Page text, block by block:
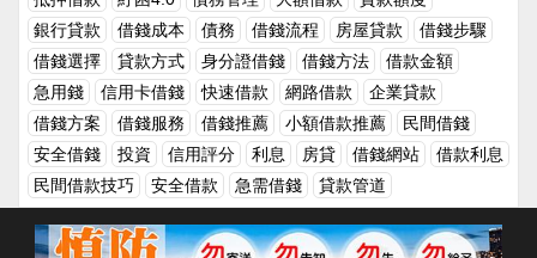
式，如小額借款、證件借款、汽機車借款等，都是可以輕易搜尋到
的。朋友、家人並不是用來借錢的工具，如果自己真的有困難時，
應該要依靠自己的條件或是能力去尋找解決的管道，這樣才是一個
負責任的成年人！延伸閱讀借錢的原則，該如何借錢呢?朋友需要
借錢，如何換個角度來幫助他呢？朋友有借錢需求？先別急著拒
絕！聰明人應該這樣做
銀行貸款
借錢成本 債務 借錢流程 房屋貸款
借錢步驟
借錢選擇
貸款方式 身分證借錢 借錢方法
借款金額
急用錢
信用卡借錢 快速借款 網路借款
企業貸款
借錢方案
借錢服務 借錢推薦 小額借款推薦
民間借錢
安全借錢
投資 信用評分 利息 房貸 借錢網站
借款利息
民間借款技巧
安全借款 急需借錢 貸款管道